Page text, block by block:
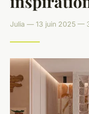
Julia — 13 juin 2025 —